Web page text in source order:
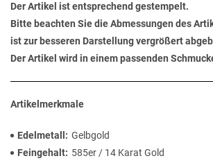
Der Artikel ist entsprechend gestempelt.
Bitte beachten Sie die Abmessungen des
ist zur besseren Darstellung vergrößert
Der Artikel wird in einem passenden
Artikelmerkmale
Edelmetall
Gelbgold
Feingehalt
585er / 14 Karat Gold